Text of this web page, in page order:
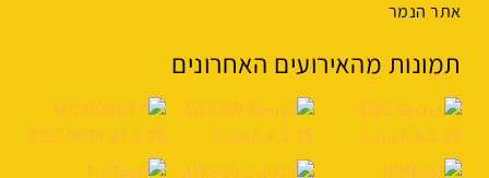
אתר הנמר
תמונות מהאירועים האחרונים